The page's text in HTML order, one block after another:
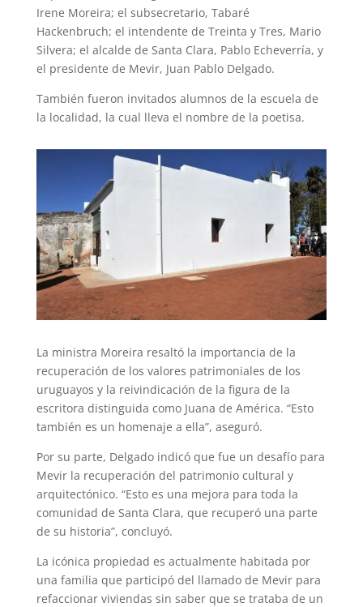
Irene Moreira; el subsecretario, Tabaré
Hackenbruch; el intendente de Treinta y Tres, Mario
Silvera; el alcalde de Santa Clara, Pablo Echeverría, y
el presidente de Mevir, Juan Pablo Delgado.
También fueron invitados alumnos de la escuela de
la localidad, la cual lleva el nombre de la poetisa.
La ministra Moreira resaltó la importancia de la
recuperación de los valores patrimoniales de los
uruguayos y la reivindicación de la figura de la
escritora distinguida como Juana de América. “Esto
también es un homenaje a ella”, aseguró.
Por su parte, Delgado indicó que fue un desafío para
Mevir la recuperación del patrimonio cultural y
arquitectónico. “Esto es una mejora para toda la
comunidad de Santa Clara, que recuperó una parte
de su historia”, concluyó.
La icónica propiedad es actualmente habitada por
una familia que participó del llamado de Mevir para
refaccionar viviendas sin saber que se trataba de un